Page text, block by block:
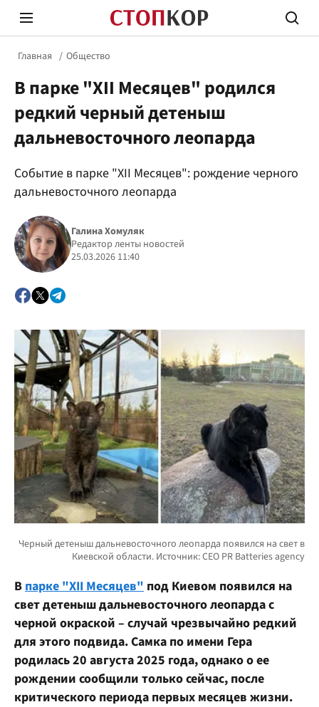
Политика
Главная Общество
В парке "XII Месяцев" родился
редкий черный детеныш
дальневосточного леопарда
Событие в парке "XII Месяцев": рождение черного
дальневосточного леопарда
Галина Хомуляк
Редактор ленты новостей
25.03.2026 11:40
В парке "XII Месяцев" под Киевом появился на
свет детеныш дальневосточного леопарда с
черной окраской – случай чрезвычайно редкий
для этого подвида. Самка по имени Гера
родилась 20 августа 2025 года, однако о ее
рождении сообщили только сейчас, после
критического периода первых месяцев жизни.